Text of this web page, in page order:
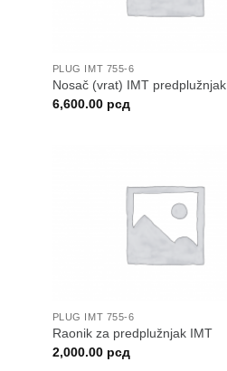
PLUG IMT 755-6
Nosač (vrat) IMT predplužnjak
6,600.00 рсд
PLUG IMT 755-6
Raonik za predplužnjak IMT
2,000.00 рсд